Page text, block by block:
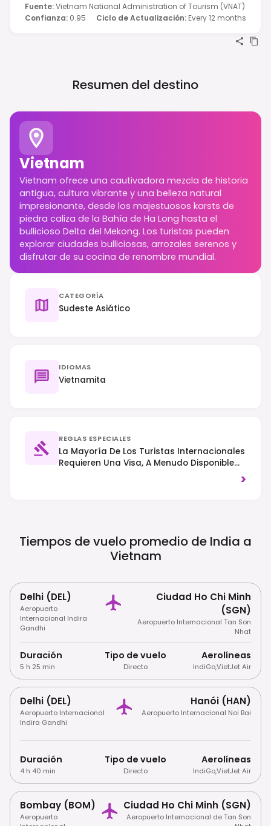
Fuente:Vietnam National Administration of Tourism (VNAT)
Confianza: 0.95 Ciclo de Actualización: Every 12 months
Resumen del destino
Vietnam
Vietnam ofrece una cautivadora mezcla de historia
antigua, cultura vibrante y una belleza natural
impresionante, desde los majestuosos karsts de
piedra caliza de la Bahía de Ha Long hasta el
bullicioso Delta del Mekong. Los turistas pueden
explorar ciudades bulliciosas, arrozales serenos y
disfrutar de su cocina de renombre mundial.
CATEGORÍA
Sudeste Asiático
IDIOMAS
Vietnamita
REGLAS ESPECIALES
La Mayoría De Los Turistas Internacionales
Requieren Una Visa, A Menudo Disponible
>
Tiempos de vuelo promedio de India a
Vietnam
Delhi (DEL)
Aeropuerto
Internacional Indira
Gandhi
Ciudad Ho Chi Minh
(SGN)
Aeropuerto Internacional Tan Son
Nhat
Duración
5 h 25 min
Tipo de vuelo
Directo
Aerolíneas
IndiGo,VietJet Air
Delhi (DEL)
Aeropuerto Internacional
Indira Gandhi
Hanói (HAN)
Aeropuerto Internacional Noi Bai
Duración
4 h 40 min
Tipo de vuelo
Directo
Aerolíneas
IndiGo,VietJet Air
Bombay (BOM)
Aeropuerto
Ciudad Ho Chi Minh (SGN)
Aeropuerto Internacional de Tan Son